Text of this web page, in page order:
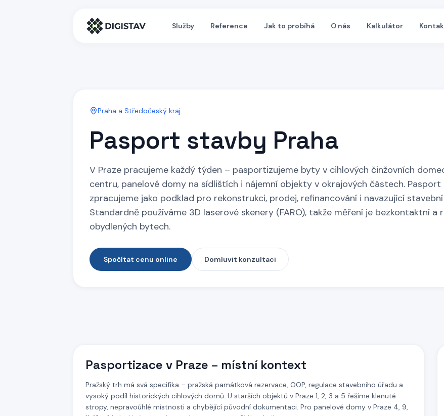
Služby Reference Jak to probíhá O nás Kalkulátor
Praha a Středočeský kraj
Pasport stavby Praha
V Praze pracujeme každý týden – pasportizujeme byty v cihlových činžovních
centru, panelové domy na sídlištích i nájemní objekty v okrajových částech. Pasport
zpracujeme jako podklad pro rekonstrukci, prodej, refinancování i navazující
Standardně používáme 3D laserové skenery (FARO), takže měření je bezkontaktní a
obydlených bytech.
Spočítat cenu online Domluvit konzultaci
Pasportizace v Praze – místní kontext
Pražský trh má svá specifika – pražská památková rezervace, OOP, regulace stavebního úřadu a
vysoký podíl historických cihlových domů. U starších objektů v Praze 1, 2, 3 a 5 řešíme klenuté
stropy, nepravoúhlé místnosti a chybějící původní dokumentaci. Pro panelové domy v Praze 4, 9,